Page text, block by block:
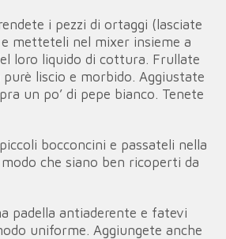
i pezzi di ortaggi (lasciate
metteteli nel mixer insieme a
loro liquido di cottura. Frullate
liscio e morbido. Aggiustate
un po’ di pepe bianco. Tenete
bocconcini e passateli nella
che siano ben ricoperti da
padella antiaderente e fatevi
uniforme. Aggiungete anche